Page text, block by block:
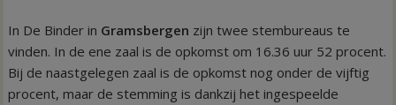
In De Binder in Gramsbergen zijn twee stembureaus te
vinden. In de ene zaal is de opkomst om 16.36 uur 52 procent.
Bij de naastgelegen zaal is de opkomst nog onder de vijftig
procent, maar de stemming is dankzij het ingespeelde